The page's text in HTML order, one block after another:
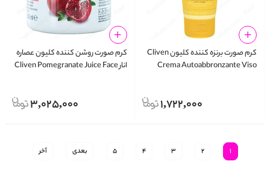
کرم صورت برنزه‌ کننده کلیون Cliven
Crema Autoabbronzante Viso
1,722,000
کرم صورت روشن کننده کلیون عصاره
انار Cliven Pomegranate Juice Face
3,025,000
1
2
3
4
5 بعدی آخر